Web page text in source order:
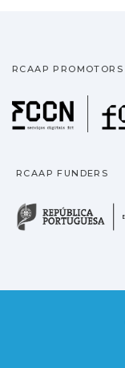
RCAAP PROMOTORS
RCAAP FUNDERS